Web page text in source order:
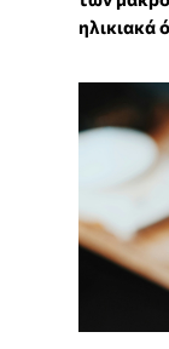
ηλικιακά